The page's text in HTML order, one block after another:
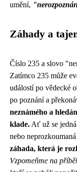
umění,
Záhady a
Číslo 235 a slovo
Zatímco 235 může
událostí po vědecké
po poznání a
neznámého a
klade. Ať už se
nebo
záhada, která je
Vzpomeňme na